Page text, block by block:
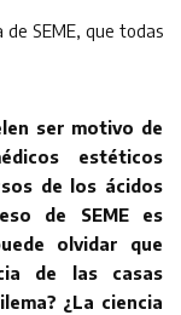
SEME, que todas
ser motivo de
estéticos
de los ácidos
de SEME es
olvidar que
de las casas
¿La ciencia